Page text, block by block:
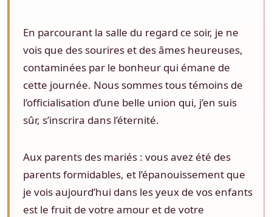
En parcourant la salle du regard ce soir, je ne
vois que des sourires et des âmes heureuses,
contaminées par le bonheur qui émane de
cette journée. Nous sommes tous témoins de
l’officialisation d’une belle union qui, j’en suis
sûr, s’inscrira dans l’éternité.
Aux parents des mariés : vous avez été des
parents formidables, et l’épanouissement que
je vois aujourd’hui dans les yeux de vos enfants
est le fruit de votre amour et de votre